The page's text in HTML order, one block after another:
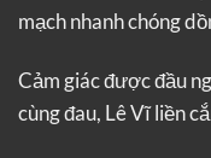
mạch nhanh chóng
Cảm giác được đầu
cùng đau, Lê Vĩ liền